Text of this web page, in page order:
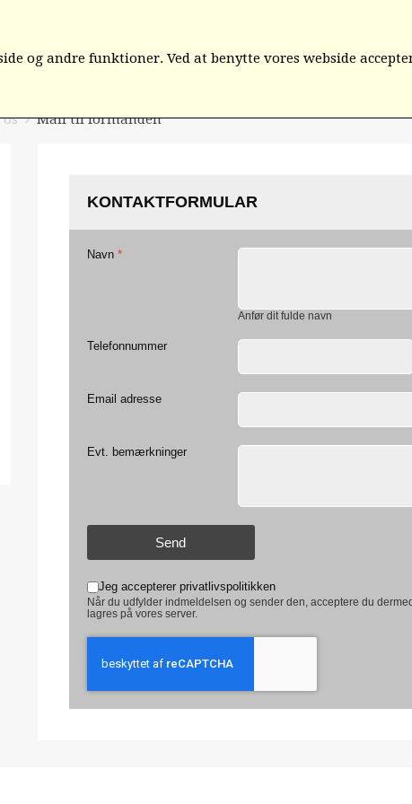
Mail til formanden
KONTAKTFORMULAR
Navn *
Anfør dit fulde navn
Telefonnummer
Email adresse
Evt. bemærkninger
Send
Jeg accepterer privatlivspolitikken
Når du udfylder indmeldelsen og sender den, acceptere du
lagres på vores server.
og andre funktioner. Ved at benytte vores webside